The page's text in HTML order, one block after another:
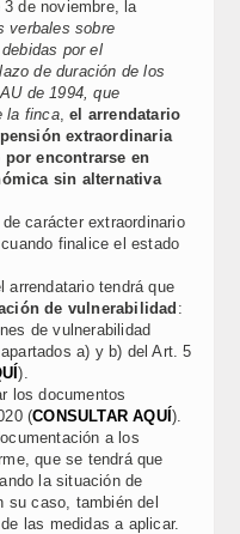
3 de noviembre, la
verbales sobre
por el
de duración de los
de 1994, que
la finca,el arrendatario
extraordinaria
encontrarse en
sin alternativa
carácter extraordinario
finalice el estado
arrendatario tendrá que
de vulnerabilidad :
de vulnerabilidad
a) y b) del Art. 5
).
los documentos
(CONSULTAR AQUÍ).
a los
que se tendrá que
la situación de
su caso, también del
las medidas a aplicar.